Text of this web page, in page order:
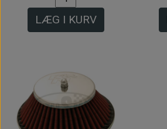
LÆG I KURV